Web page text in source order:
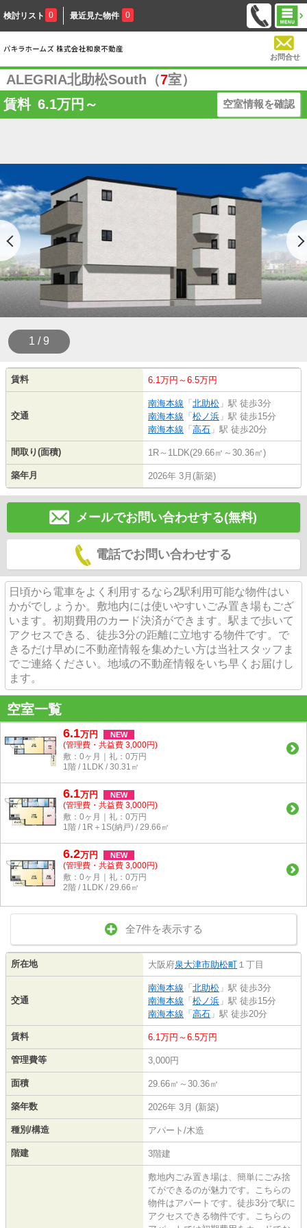
検討リスト 0 最近見た物件 0
お問合せ
ALEGRIA北助松South（7室）
賃料 6.1万円～ 空室情報を確認
1 / 9
賃料 6.1万円～6.5万円
交通
南海本線 「 北助松 」駅 徒歩3分
南海本線 「 松ノ浜 」駅 徒歩15分
南海本線 「 高石 」駅 徒歩20分
間取り(面積) 1R～1LDK(29.66㎡～30.36㎡)
築年月 2026年 3月(新築)
メールでお問い合わせする(無料)
電話でお問い合わせする
日頃から電車をよく利用するなら2駅利用可能な物件はい
かがでしょうか。敷地内には使いやすいごみ置き場もござ
います。初期費用のカード決済ができます。駅まで歩いて
アクセスできる、徒歩3分の距離に立地する物件です。で
きるだけ早めに不動産情報を集めたい方は当社スタッフま
でご連絡ください。地域の不動産情報をいち早くお届けし
ます。
空室一覧
6.1万円 NEW
(管理費・共益費 3,000円)
敷：0ヶ月｜礼：0万円
1階 / 1LDK / 30.31㎡
6.1万円 NEW
(管理費・共益費 3,000円)
敷：0ヶ月｜礼：0万円
1階 / 1R＋1S(納戸) / 29.66㎡
6.2万円 NEW
(管理費・共益費 3,000円)
敷：0ヶ月｜礼：0万円
2階 / 1LDK / 29.66㎡
全7件を表示する
所在地 大阪府泉大津市助松町 １丁目
交通
南海本線 「 北助松 」駅 徒歩3分
南海本線 「 松ノ浜 」駅 徒歩15分
南海本線 「 高石 」駅 徒歩20分
賃料 6.1万円～6.5万円
管理費等 3,000円
面積 29.66㎡～30.36㎡
築年数 2026年 3月 (新築)
種別/構造 アパート/木造
階建 3階建
敷地内ごみ置き場は、簡単にごみ捨
てができるのが魅力です。こちらの
物件はアパートです。徒歩3分で駅に
アクセスできる物件です。こちらの